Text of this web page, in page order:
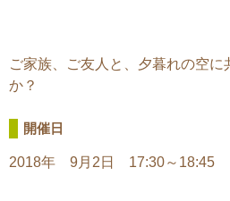
ご家族、ご友人と、夕暮れの空
か？
開催日
2018年 9月2日 17:30～18:45